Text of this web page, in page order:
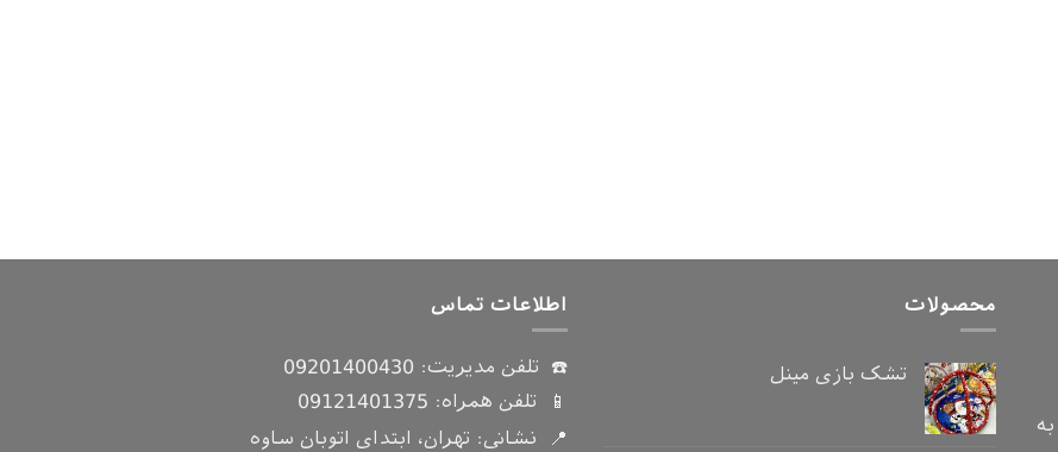
به
محصولات
تشک بازی مینل
اطلاعات تماس
☎️ تلفن مدیریت: 09201400430
📱 تلفن همراه: 09121401375
📍 نشانی: تهران، ابتدای اتوبان ساوه